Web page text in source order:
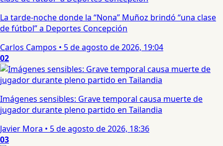
La tarde-noche donde la “Nona” Muñoz brindó “una clase
de fútbol” a Deportes Concepción
Carlos Campos • 5 de agosto de 2026, 19:04
02
Imágenes sensibles: Grave temporal causa muerte de
jugador durante pleno partido en Tailandia
Javier Mora • 5 de agosto de 2026, 18:36
03